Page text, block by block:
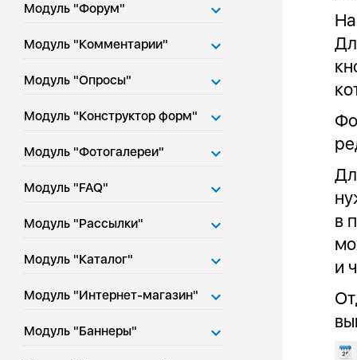
Модуль "Форум"
Модуль "Комментарии"
Модуль "Опросы"
Модуль "Конструктор форм"
Модуль "Фотогалереи"
Модуль "FAQ"
Модуль "Рассылки"
Модуль "Каталог"
Модуль "Интернет-магазин"
Модуль "Баннеры"
в
и